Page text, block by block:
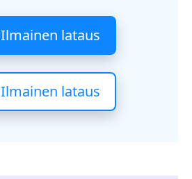
Ilmainen lataus
Ilmainen lataus